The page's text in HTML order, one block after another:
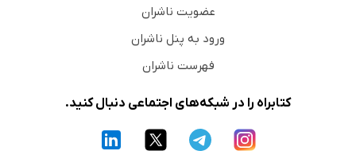
عضویت ناشران
ورود به پنل ناشران
فهرست ناشران
کتابراه را در شبکه‌های اجتماعی دنبال کنید.